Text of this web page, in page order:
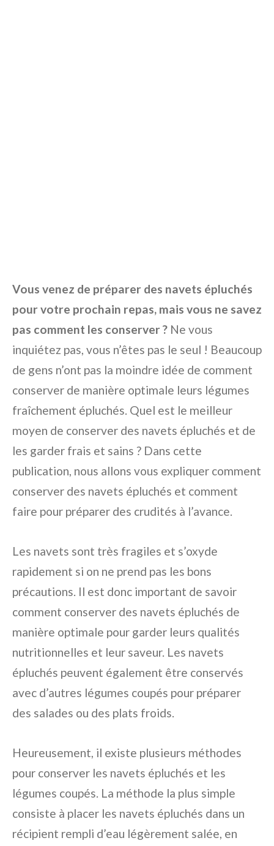
Vous venez de préparer des navets épluchés
pour votre prochain repas, mais vous ne savez
pas comment les conserver ? Ne vous
inquiétez pas, vous n’êtes pas le seul ! Beaucoup
de gens n’ont pas la moindre idée de comment
conserver de manière optimale leurs légumes
fraîchement épluchés. Quel est le meilleur
moyen de conserver des navets épluchés et de
les garder frais et sains ? Dans cette
publication, nous allons vous expliquer comment
conserver des navets épluchés et comment
faire pour préparer des crudités à l’avance.
Les navets sont très fragiles et s’oxyde
rapidement si on ne prend pas les bons
précautions. Il est donc important de savoir
comment conserver des navets épluchés de
manière optimale pour garder leurs qualités
nutritionnelles et leur saveur. Les navets
épluchés peuvent également être conservés
avec d’autres légumes coupés pour préparer
des salades ou des plats froids.
Heureusement, il existe plusieurs méthodes
pour conserver les navets épluchés et les
légumes coupés. La méthode la plus simple
consiste à placer les navets épluchés dans un
récipient rempli d’eau légèrement salée, en